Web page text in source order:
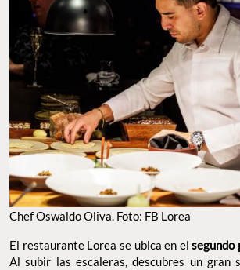
Chef Oswaldo Oliva. Foto: FB Lorea
El restaurante Lorea se ubica en elsegundo
Al subir las escaleras, descubres un gran